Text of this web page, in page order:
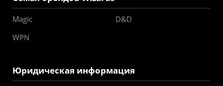
Magic
D&D
WPN
Юридическая информация